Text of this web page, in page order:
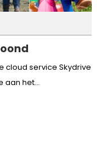
cloud service Skydrive
aan het...